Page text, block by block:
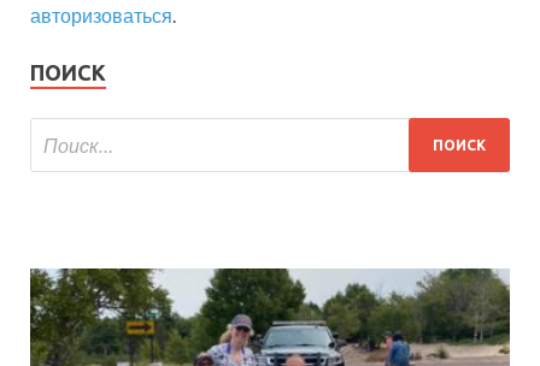
авторизоваться.
ПОИСК